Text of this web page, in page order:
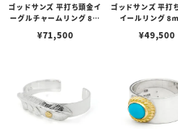
ゴッドサンズ 平打ち頭金イ
ーグルチャームリング 8m
¥71,500
ゴッドサンズ 平打
イールリング
¥49,500